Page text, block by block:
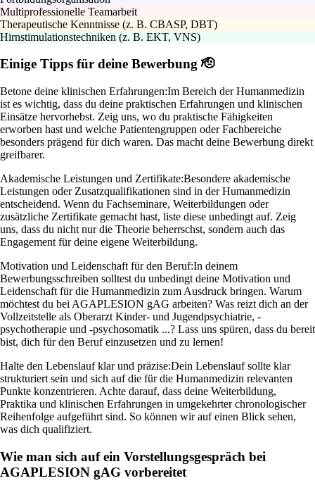
Multiprofessionelle Teamarbeit
Therapeutische Kenntnisse (z. B. CBASP, DBT)
Hirnstimulationstechniken (z. B. EKT, VNS)
Einige Tipps für deine Bewerbung 🫡
Betone deine klinischen Erfahrungen:Im Bereich der Humanmedizin
ist es wichtig, dass du deine praktischen Erfahrungen und klinischen
Einsätze hervorhebst. Zeig uns, wo du praktische Fähigkeiten
erworben hast und welche Patientengruppen oder Fachbereiche
besonders prägend für dich waren. Das macht deine Bewerbung direkt
greifbarer.
Akademische Leistungen und Zertifikate:Besondere akademische
Leistungen oder Zusatzqualifikationen sind in der Humanmedizin
entscheidend. Wenn du Fachseminare, Weiterbildungen oder
zusätzliche Zertifikate gemacht hast, liste diese unbedingt auf. Zeig
uns, dass du nicht nur die Theorie beherrschst, sondern auch das
Engagement für deine eigene Weiterbildung.
Motivation und Leidenschaft für den Beruf:In deinem
Bewerbungsschreiben solltest du unbedingt deine Motivation und
Leidenschaft für die Humanmedizin zum Ausdruck bringen. Warum
möchtest du bei AGAPLESION gAG arbeiten? Was reizt dich an der
Vollzeitstelle als Oberarzt Kinder- und Jugendpsychiatrie, -
psychotherapie und -psychosomatik ...? Lass uns spüren, dass du bereit
bist, dich für den Beruf einzusetzen und zu lernen!
Halte den Lebenslauf klar und präzise:Dein Lebenslauf sollte klar
strukturiert sein und sich auf die für die Humanmedizin relevanten
Punkte konzentrieren. Achte darauf, dass deine Weiterbildung,
Praktika und klinischen Erfahrungen in umgekehrter chronologischer
Reihenfolge aufgeführt sind. So können wir auf einen Blick sehen,
was dich qualifiziert.
Wie man sich auf ein Vorstellungsgespräch bei
AGAPLESION gAG vorbereitet